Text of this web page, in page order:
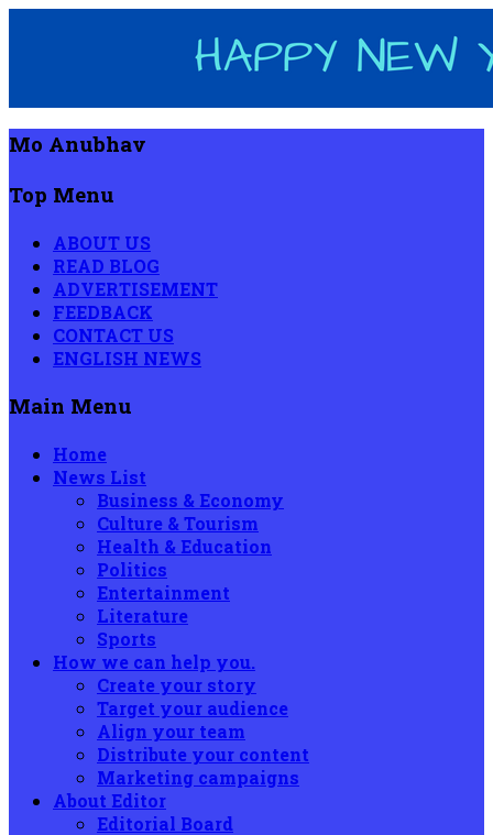
Mo Anubhav
Top Menu
ABOUT US
READ BLOG
ADVERTISEMENT
FEEDBACK
CONTACT US
ENGLISH NEWS
Main Menu
Home
News List
Business & Economy
Culture & Tourism
Health & Education
Politics
Entertainment
Literature
Sports
How we can help you.
Create your story
Target your audience
Align your team
Distribute your content
Marketing campaigns
About Editor
Editorial Board